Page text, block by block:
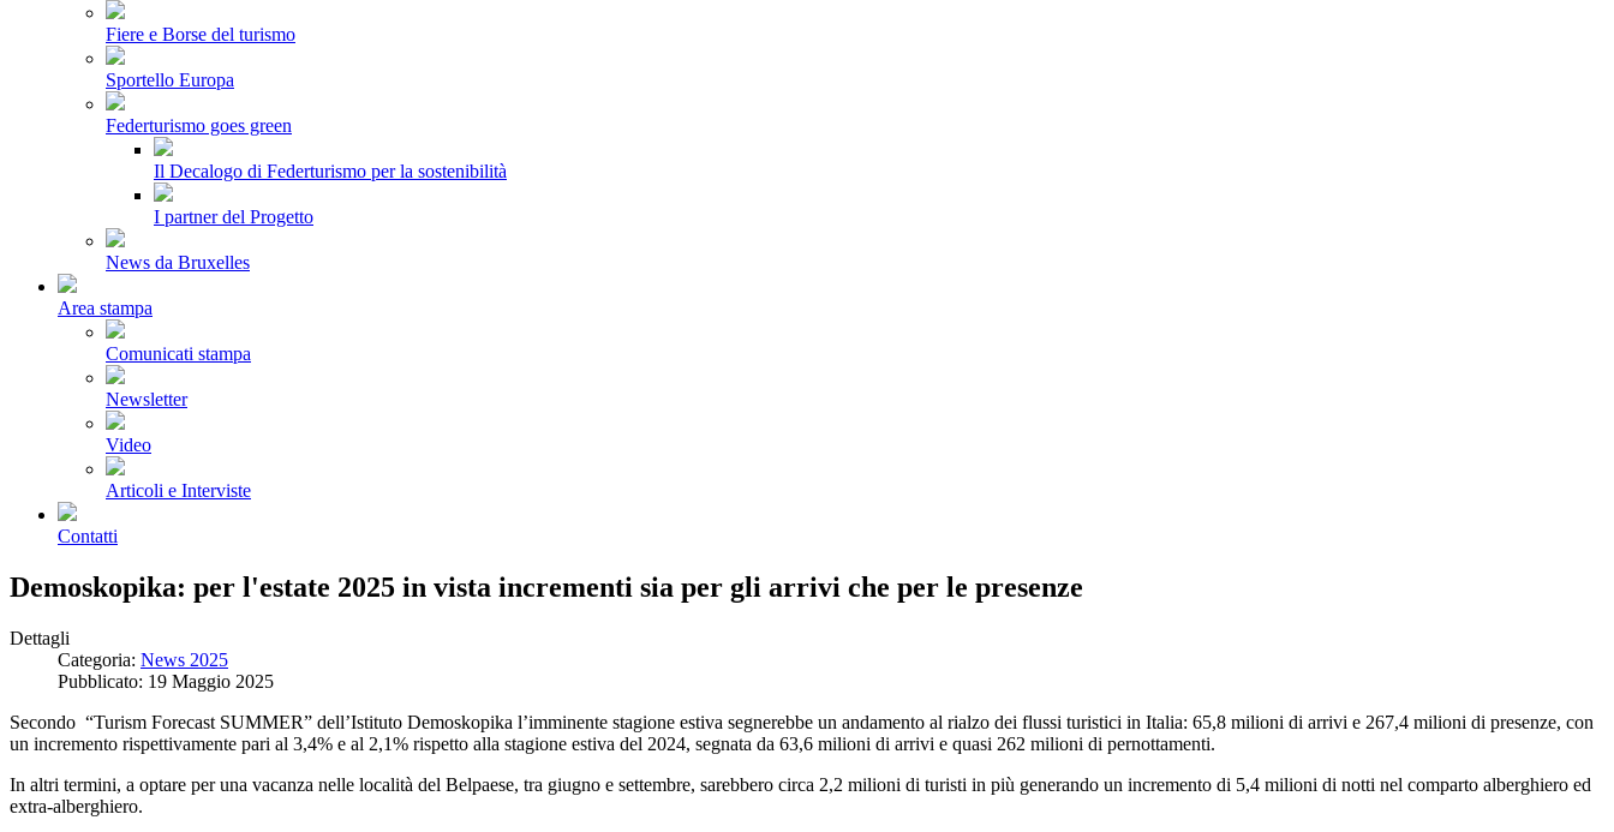
Fiere e Borse del turismo
Sportello Europa
Federturismo goes green
Il Decalogo di Federturismo per la sostenibilità
I partner del Progetto
News da Bruxelles
Area stampa
Comunicati stampa
Newsletter
Video
Articoli e Interviste
Contatti
Demoskopika: per l'estate 2025 in vista incrementi sia per gli arrivi che per le presenze
Dettagli
Categoria: News 2025
Pubblicato: 19 Maggio 2025
Secondo “Turism Forecast SUMMER” dell’Istituto Demoskopika l’imminente stagione estiva segnerebbe un andamento al rialzo dei flussi turistici in Italia: 65,8 milioni di arrivi e 267,4 milioni di presenze, con
un incremento rispettivamente pari al 3,4% e al 2,1% rispetto alla stagione estiva del 2024, segnata da 63,6 milioni di arrivi e quasi 262 milioni di pernottamenti.
In altri termini, a optare per una vacanza nelle località del Belpaese, tra giugno e settembre, sarebbero circa 2,2 milioni di turisti in più generando un incremento di 5,4 milioni di notti nel comparto alberghiero ed
extra-alberghiero.